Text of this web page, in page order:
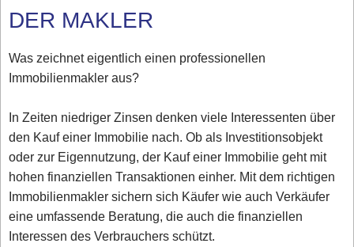
DER MAKLER
Was zeichnet eigentlich einen professionellen
Immobilienmakler aus?
In Zeiten niedriger Zinsen denken viele Interessenten über
den Kauf einer Immobilie nach. Ob als Investitionsobjekt
oder zur Eigennutzung, der Kauf einer Immobilie geht mit
hohen finanziellen Transaktionen einher. Mit dem richtigen
Immobilienmakler sichern sich Käufer wie auch Verkäufer
eine umfassende Beratung, die auch die finanziellen
Interessen des Verbrauchers schützt.